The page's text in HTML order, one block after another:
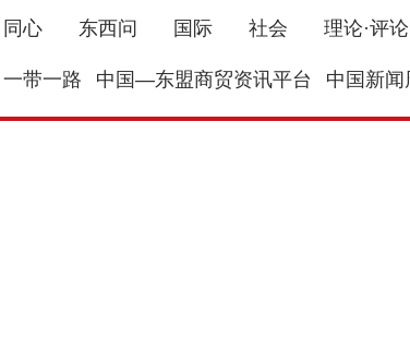
同心 东西问 国际 社会 理论·评论
一带一路 中国—东盟商贸资讯平台 中国新闻